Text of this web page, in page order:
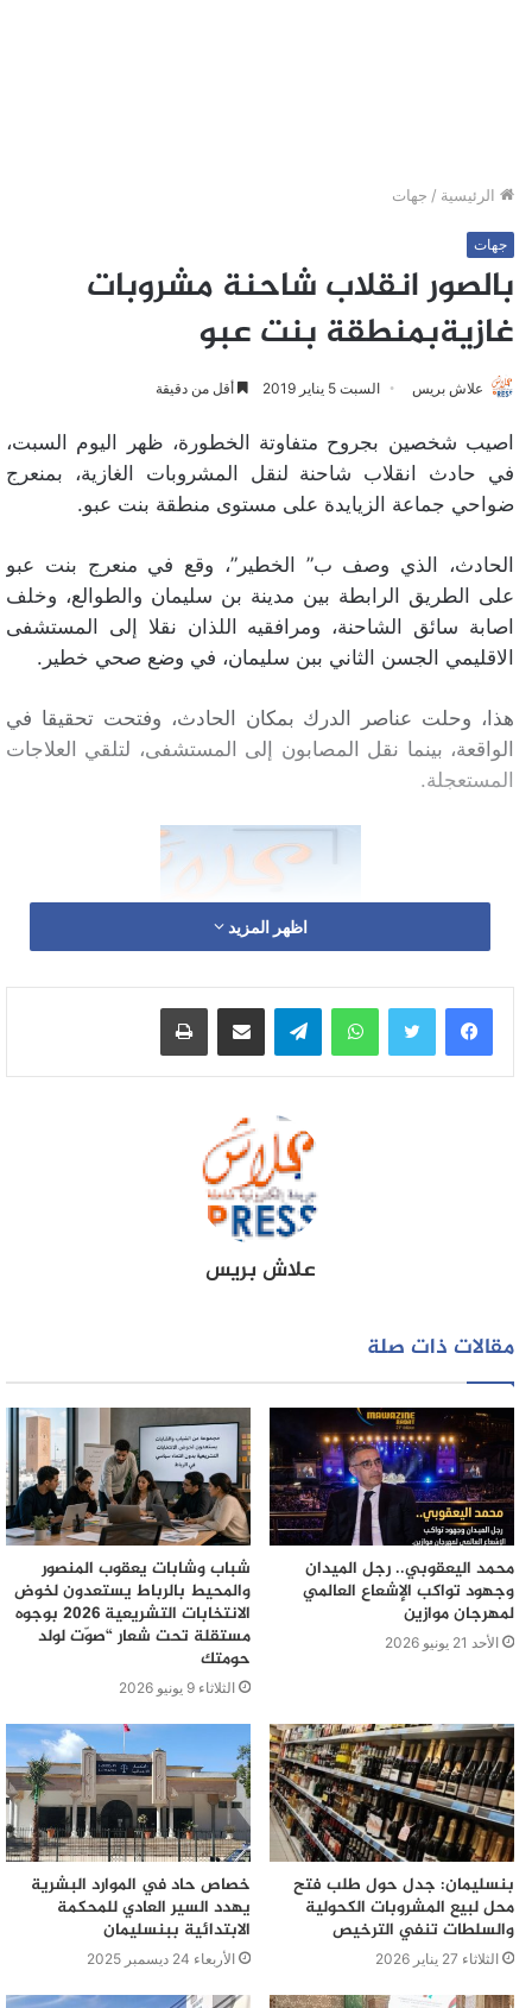
الرئيسية / جهات
جهات
بالصور انقلاب شاحنة مشروبات
غازيةبمنطقة بنت عبو
علاش بريس السبت 5 يناير 2019 أقل من دقيقة
اصيب شخصين بجروح متفاوتة الخطورة، ظهر اليوم السبت،
في حادث انقلاب شاحنة لنقل المشروبات الغازية، بمنعرج
ضواحي جماعة الزيايدة على مستوى منطقة بنت عبو.
الحادث، الذي وصف ب” الخطير”، وقع في منعرج بنت عبو
على الطريق الرابطة بين مدينة بن سليمان والطوالع، وخلف
اصابة سائق الشاحنة، ومرافقيه اللذان نقلا إلى المستشفى
الاقليمي الجسن الثاني ببن سليمان، في وضع صحي خطير.
هذا، وحلت عناصر الدرك بمكان الحادث، وفتحت تحقيقا في
الواقعة، بينما نقل المصابون إلى المستشفى، لتلقي العلاجات
المستعجلة.
اظهر المزيد
واتساب تيلقرام مشاركة عبر البريد طباعة
علاش بريس
مقالات ذات صلة
محمد اليعقوبي.. رجل الميدان
وجهود تواكب الإشعاع العالمي
لمهرجان موازين
الأحد 21 يونيو 2026
شباب وشابات يعقوب المنصور
والمحيط بالرباط يستعدون لخوض
الانتخابات التشريعية 2026 بوجوه
مستقلة تحت شعار “صوّت لولد
حومتك
الثلاثاء 9 يونيو 2026
بنسليمان: جدل حول طلب فتح
محل لبيع المشروبات الكحولية
والسلطات تنفي الترخيص
الثلاثاء 27 يناير 2026
خصاص حاد في الموارد البشرية
يهدد السير العادي للمحكمة
الابتدائية ببنسليمان
الأربعاء 24 ديسمبر 2025